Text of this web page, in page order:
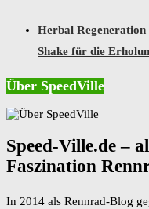
Herbal
Shake für die
Über SpeedVille
Speed-Ville.de –
Faszination
In 2014 als Rennrad-Blog